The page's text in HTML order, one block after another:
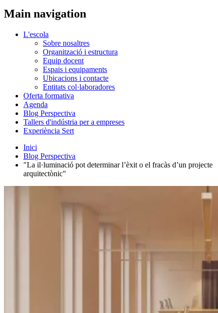
Main navigation
L'escola
Sobre nosaltres
Organització i estructura
Equip docent
Espais i equipaments
Ubicacions i contacte
Entitats col·laboradores
Oferta formativa
Agenda
Blog Perspectiva
Tallers d'indústria per a empreses
Experiència Sert
Inici
Blog Perspectiva
"La il·luminació pot determinar l’èxit o el fracàs d’un projecte
arquitectònic"